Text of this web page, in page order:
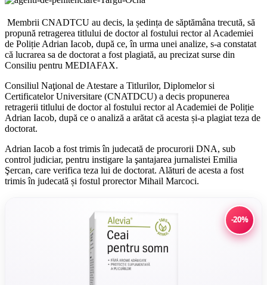
Membrii CNADTCU au decis, la ședința de săptămâna trecută, să
propună retragerea titlului de doctor al fostului rector al Academiei
de Poliție Adrian Iacob, după ce, în urma unei analize, s-a constatat
că lucrarea sa de doctorat a fost plagiată, au precizat surse din
Consiliu pentru MEDIAFAX.
Consiliul Naţional de Atestare a Titlurilor, Diplomelor si
Certificatelor Universitare (CNATDCU) a decis propunerea
retragerii titlului de doctor al fostului rector al Academiei de Poliție
Adrian Iacob, după ce o analiză a arătat că acesta și-a plagiat teza de
doctorat.
Adrian Iacob a fost trimis în judecată de procurorii DNA, sub
control judiciar, pentru instigare la şantajarea jurnalistei Emilia
Şercan, care verifica teza lui de doctorat. Alături de acesta a fost
trimis în judecată și fostul prorector Mihail Marcoci.
-20%